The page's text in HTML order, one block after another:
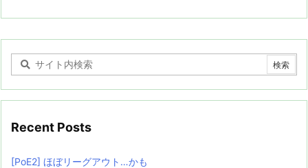
Recent Posts
[PoE2] ほぼリーグアウト…かも